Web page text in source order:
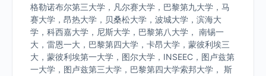
格勒诺布尔第三大学，凡尔赛大学，巴黎第九大学，马
赛大学，昂热大学，贝桑松大学，波城大学，滨海大
学，科西嘉大学，尼斯大学，巴黎第八大学， 南锡一
大，雷恩一大，巴黎第四大学，卡昂大学，蒙彼利埃三
大，蒙彼利埃第一大学，图尔大学，INSEEC，图卢兹第
一大学，图卢兹第三大学，巴黎第四大学索邦大学， 斯